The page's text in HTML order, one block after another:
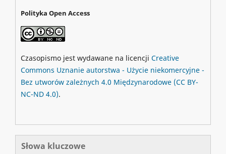
Polityka Open Access
Czasopismo jest wydawane na licencji Creative
Commons Uznanie autorstwa - Użycie niekomercyjne -
Bez utworów zależnych 4.0 Międzynarodowe (CC BY-
NC-ND 4.0).
Słowa kluczowe